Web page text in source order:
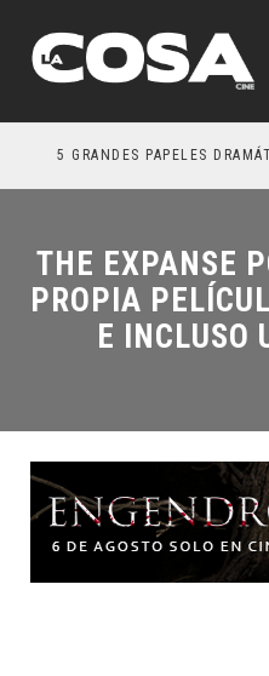
5 GRANDES PAPELES
THE EXPANSE
PROPIA
E INCLUSO